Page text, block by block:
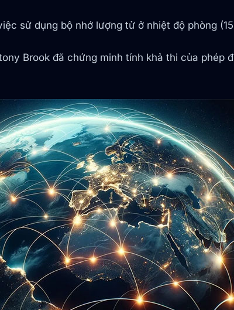
sử dụng bộ nhớ lượng tử ở nhiệt độ phòng
Brook đã chứng minh tính khả thi của